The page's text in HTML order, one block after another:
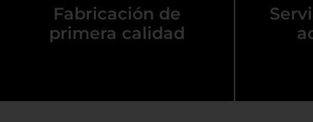
Fabricación de
primera calidad